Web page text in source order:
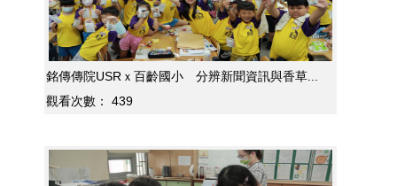
銘傳傳院USRｘ百齡國小 分辨新聞資訊與香草...
觀看次數：
439